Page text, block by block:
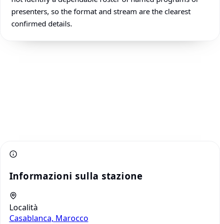
presenters, so the format and stream are the clearest
confirmed details.
Informazioni sulla stazione
Località
Casablanca, Marocco